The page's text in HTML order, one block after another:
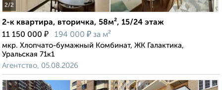
2/2
2-к квартира, вторичка, 58м², 15/24 этаж
11 150 000 ₽ 194 000 ₽ за м²
мкр. Хлопчато-бумажный Комбинат, ЖК Галактика,
Уральская 71к1
Агентство, 05.08.2026